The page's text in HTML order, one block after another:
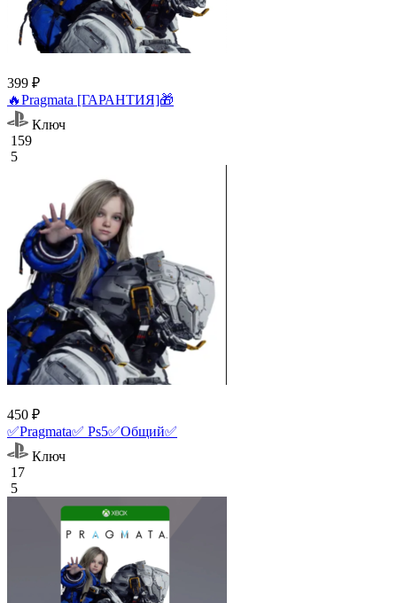
399 ₽
🔥Pragmata [ГАРАНТИЯ]🎁
Ключ
159
5
450 ₽
✅Pragmata✅ Ps5✅Общий✅
Ключ
17
5